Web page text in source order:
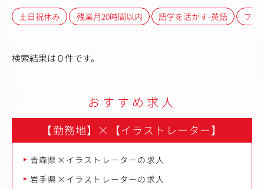
土日祝休み 残業月20時間以内 語学を活かす-英語 フレ
検索結果は０件です。
おすすめ求人
【勤務地】 × 【イラストレーター】
青森県×イラストレーターの求人
岩手県×イラストレーターの求人